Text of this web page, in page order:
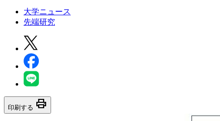
大学ニュース
先端研究
印刷する print